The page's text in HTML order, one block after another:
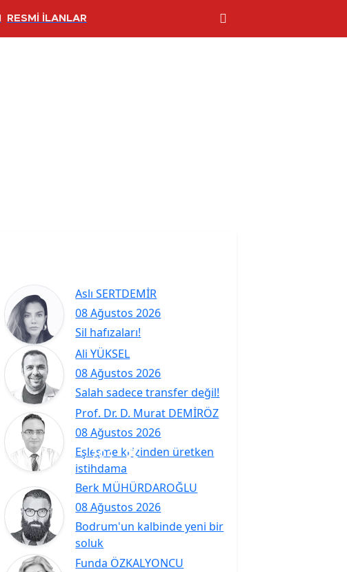
RESMİ İLANLAR
Aslı SERTDEMİR
08 Ağustos 2026
Sil hafızaları!
Ali YÜKSEL
08 Ağustos 2026
Salah sadece transfer değil!
Prof. Dr. D. Murat DEMİRÖZ
08 Ağustos 2026
Eşleşme krizinden üretken
istihdama
Berk MÜHÜRDAROĞLU
08 Ağustos 2026
Bodrum'un kalbinde yeni bir
soluk
Funda ÖZKALYONCU